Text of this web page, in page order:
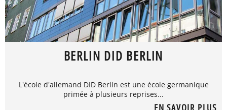
BERLIN DID BERLIN
L'école d'allemand DID Berlin est une école germanique
primée à plusieurs reprises...
EN SAVOIR PLUS